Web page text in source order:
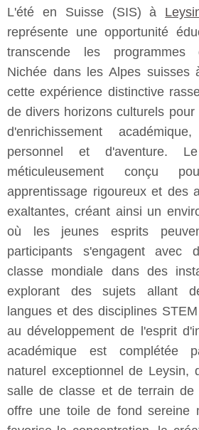
L'été en Suisse (SIS) à
représente une opportunité
transcende les programmes
Nichée dans les Alpes suisses
cette expérience distinctive
de divers horizons culturels
d'enrichissement
personnel et d'aventure.
méticuleusement conçu
apprentissage rigoureux et des
exaltantes, créant ainsi un
où les jeunes esprits
participants s'engagent avec
classe mondiale dans des
explorant des sujets allant
langues et des disciplines
au développement de l'esprit
académique est complétée
naturel exceptionnel de
salle de classe et de terrain
offre une toile de fond sereine